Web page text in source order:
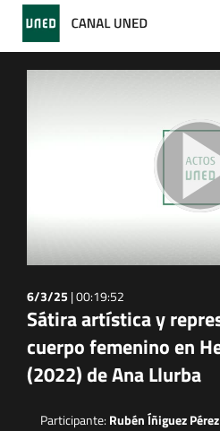
6/3/25 |00:19:52
Sátira artística y
cuerpo femenino en
(2022) de Ana Llurba
Participante: Rubén Íñiguez Pérez